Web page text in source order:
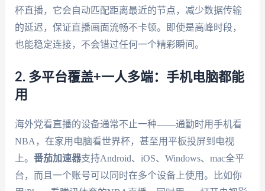
杯直播，它会自动匹配距离最近的节点，减少数据传输
的延迟，保证直播画面流畅不卡顿。即使是高峰时段，
也能稳定连接，不会错过任何一个精彩瞬间。
2. 多平台覆盖+一人多端：手机电脑都能
用
海外党看直播的设备通常不止一种——通勤时用手机看
NBA，在家用电脑看世界杯，甚至用平板投屏到电视
上。 番茄加速器支持Android、iOS、Windows、mac全平
台，而且一个账号可以同时在多个设备上使用。比如你